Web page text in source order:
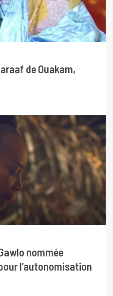
de Ouakam,
nommée
l’autonomisation